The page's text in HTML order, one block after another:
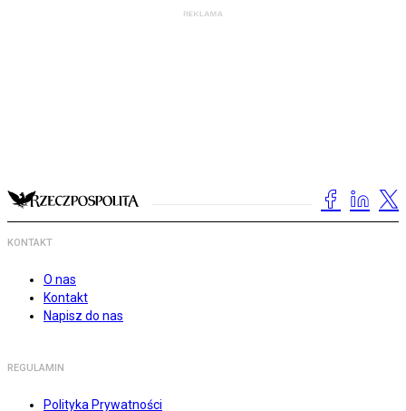
KONTAKT
O nas
Kontakt
Napisz do nas
REGULAMIN
Polityka Prywatności